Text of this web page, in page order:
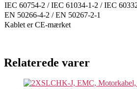
IEC 60754-2 / IEC 61034-1-2 / IEC
EN 50266-4-2 / EN 50267-2-1
Kablet er CE-mærket
Relaterede varer